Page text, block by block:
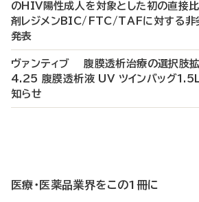
のHIV陽性成人を対象とした初の直接
剤レジメンBIC/FTC/TAFに対する非
発表
ヴァンティブ 腹膜透析治療の選択肢
4.25 腹膜透析液 UV ツインバッグ1.5L
知らせ
医療・医薬品業界をこの1冊に